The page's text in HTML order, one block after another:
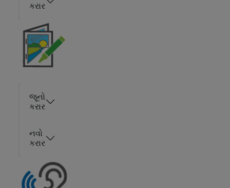
કરાર
જૂનો
કરાર
નવો
કરાર